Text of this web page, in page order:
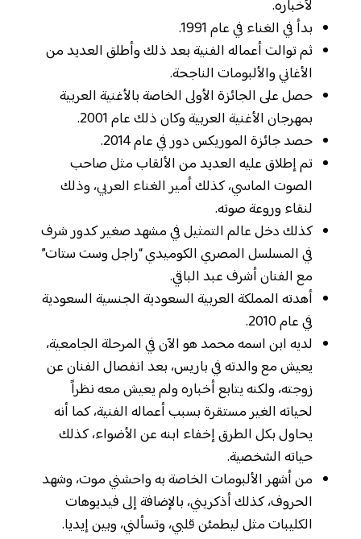
لأخباره.
بدأ في الغناء في عام 1991.
ثم توالت أعماله الفنية بعد ذلك وأطلق العديد من
الأغاني والألبومات الناجحة.
حصل على الجائزة الأولى الخاصة بالأغنية العربية
بمهرجان الأغنية العربية وكان ذلك عام 2001.
حصد جائزة الموريكس دور في عام 2014.
تم إطلاق عليه العديد من الألقاب مثل صاحب
الصوت الماسي، كذلك أمير الغناء العربي، وذلك
لنقاء وروعة صوته.
كذلك دخل عالم التمثيل في مشهد صغير كدور شرف
في المسلسل المصري الكوميدي “راجل وست ستات”
مع الفنان أشرف عبد الباقي.
أهدته المملكة العربية السعودية الجنسية السعودية
في عام 2010.
لديه ابن اسمه محمد هو الآن في المرحلة الجامعية،
يعيش مع والدته في باريس، بعد انفصال الفنان عن
زوجته، ولكنه يتابع أخباره ولم يعيش معه نظراً
لحياته الغير مستقرة بسبب أعماله الفنية، كما أنه
يحاول بكل الطرق إخفاء ابنه عن الأضواء، كذلك
حياته الشخصية.
من أشهر الألبومات الخاصة به واحشني موت، وشهد
الحروف، كذلك أذكريني، بالإضافة إلى فيديوهات
الكليبات مثل ليطمئن قلبي، وتسألني، وبين إيديا.